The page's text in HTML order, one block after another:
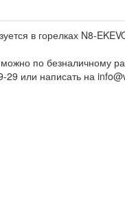
в горелках N8-
по безналичному
или написать на